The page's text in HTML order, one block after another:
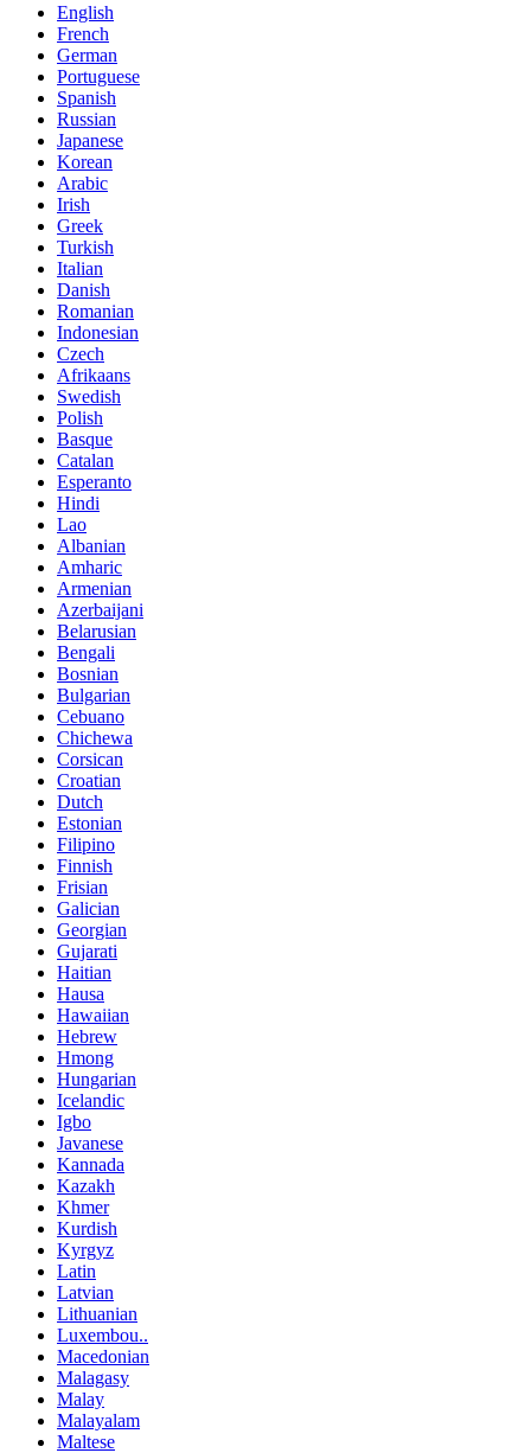
English
French
German
Portuguese
Spanish
Russian
Japanese
Korean
Arabic
Irish
Greek
Turkish
Italian
Danish
Romanian
Indonesian
Czech
Afrikaans
Swedish
Polish
Basque
Catalan
Esperanto
Hindi
Lao
Albanian
Amharic
Armenian
Azerbaijani
Belarusian
Bengali
Bosnian
Bulgarian
Cebuano
Chichewa
Corsican
Croatian
Dutch
Estonian
Filipino
Finnish
Frisian
Galician
Georgian
Gujarati
Haitian
Hausa
Hawaiian
Hebrew
Hmong
Hungarian
Icelandic
Igbo
Javanese
Kannada
Kazakh
Khmer
Kurdish
Kyrgyz
Latin
Latvian
Lithuanian
Luxembou..
Macedonian
Malagasy
Malay
Malayalam
Maltese